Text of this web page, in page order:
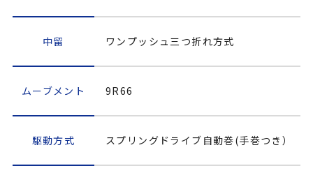
中留 ワンプッシュ三つ折れ方式
ムーブメント 9R66
駆動方式 スプリングドライブ自動巻(手巻つき）